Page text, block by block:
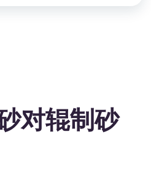
对辊制砂